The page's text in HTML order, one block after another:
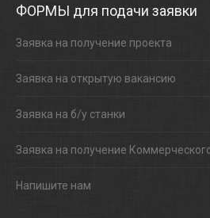
ФОРМЫ для подачи заявки
Заявка на получение проекта
Заявка на открытую вакансию
Заявка на б/у станки
Заявка на получение
Напишите нам